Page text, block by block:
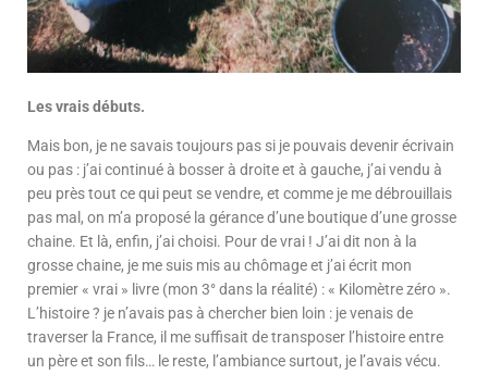
Les vrais débuts.
Mais bon, je ne savais toujours pas si je pouvais devenir écrivain
ou pas : j’ai continué à bosser à droite et à gauche, j’ai vendu à
peu près tout ce qui peut se vendre, et comme je me débrouillais
pas mal, on m’a proposé la gérance d’une boutique d’une grosse
chaine. Et là, enfin, j’ai choisi. Pour de vrai ! J’ai dit non à la
grosse chaine, je me suis mis au chômage et j’ai écrit mon
premier « vrai » livre (mon 3° dans la réalité) : « Kilomètre zéro ».
L’histoire ? je n’avais pas à chercher bien loin : je venais de
traverser la France, il me suffisait de transposer l’histoire entre
un père et son fils… le reste, l’ambiance surtout, je l’avais vécu.